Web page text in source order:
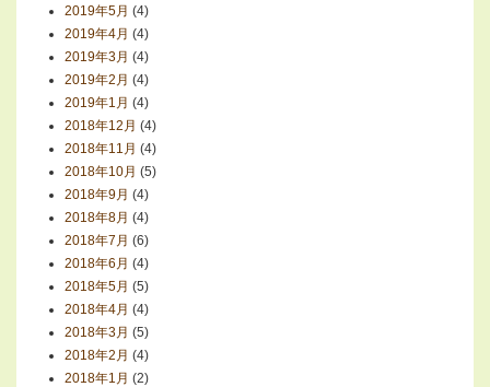
2019年5月 (4)
2019年4月 (4)
2019年3月 (4)
2019年2月 (4)
2019年1月 (4)
2018年12月 (4)
2018年11月 (4)
2018年10月 (5)
2018年9月 (4)
2018年8月 (4)
2018年7月 (6)
2018年6月 (4)
2018年5月 (5)
2018年4月 (4)
2018年3月 (5)
2018年2月 (4)
2018年1月 (2)